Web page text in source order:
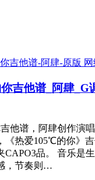
吉他谱_阿肆_G
他谱，阿肆创作演
《热爱105℃的你》
CAPO3品。 音乐是
，节奏则…